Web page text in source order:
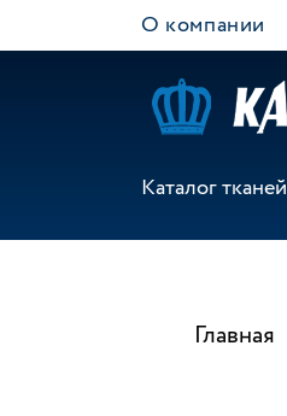
О компании
Каталог тканей
Главная